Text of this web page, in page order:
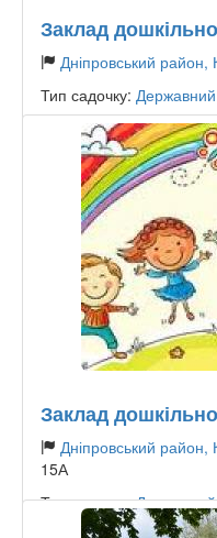
Заклад
Дніпровський район,
Тип садочку: Державний
Заклад
Дніпровський район,
15А
Тип садочку:Державний